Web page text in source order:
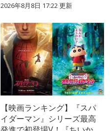
2026年8月8日 17:22更新
【映画ランキング】『スパ
イダーマン』シリーズ最高